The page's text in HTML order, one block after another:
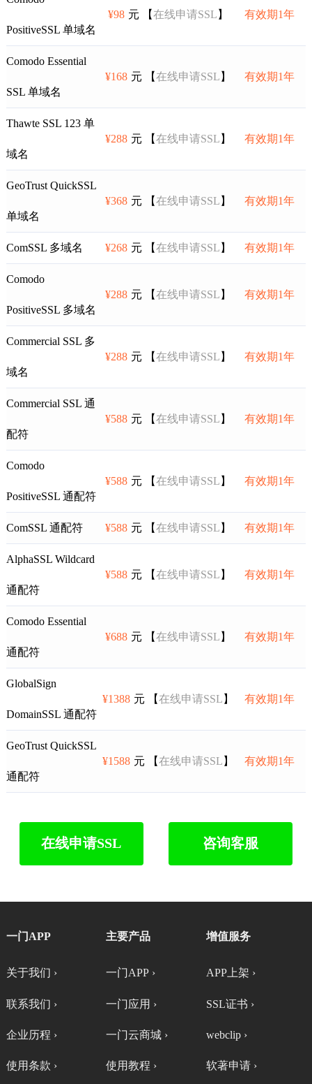
PositiveSSL 单域名
¥98 元 【在线申请SSL 】 有效期1年
Comodo Essential
SSL 单域名
¥168 元 【在线申请SSL 】 有效期1年
Thawte SSL 123 单
域名
¥288 元 【在线申请SSL 】 有效期1年
GeoTrust QuickSSL
单域名
¥368 元 【在线申请SSL 】 有效期1年
ComSSL 多域名 ¥268 元 【在线申请SSL 】 有效期1年
Comodo
PositiveSSL 多域名
¥288 元 【在线申请SSL 】 有效期1年
Commercial SSL 多
域名
¥288 元 【在线申请SSL 】 有效期1年
Commercial SSL 通
配符
¥588 元 【在线申请SSL 】 有效期1年
Comodo
PositiveSSL 通配符
¥588 元 【在线申请SSL 】 有效期1年
ComSSL 通配符 ¥588 元 【在线申请SSL 】 有效期1年
AlphaSSL Wildcard
通配符
¥588 元 【在线申请SSL 】 有效期1年
Comodo Essential
通配符
¥688 元 【在线申请SSL 】 有效期1年
GlobalSign
DomainSSL 通配符
¥1388 元 【在线申请SSL 】 有效期1年
GeoTrust QuickSSL
通配符
¥1588 元 【在线申请SSL 】 有效期1年
在线申请SSL 咨询客服
一门APP
关于我们 ›
联系我们 ›
企业历程 ›
使用条款 ›
主要产品
一门APP ›
一门应用 ›
一门云商城 ›
使用教程 ›
增值服务
APP上架 ›
SSL证书 ›
webclip ›
软著申请 ›